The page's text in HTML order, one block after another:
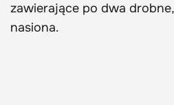
zawierające po dwa
nasiona.